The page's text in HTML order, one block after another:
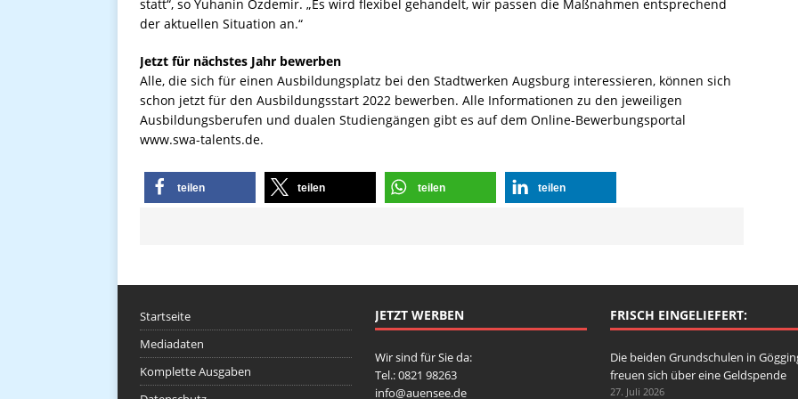
statt“, so Yuhanin Özdemir. „Es wird flexibel gehandelt, wir passen die Maßnahmen entsprechend
der aktuellen Situation an.“
Jetzt für nächstes Jahr bewerben
Alle, die sich für einen Ausbildungsplatz bei den Stadtwerken Augsburg interessieren, können sich
schon jetzt für den Ausbildungsstart 2022 bewerben. Alle Informationen zu den jeweiligen
Ausbildungsberufen und dualen Studiengängen gibt es auf dem Online-Bewerbungsportal
www.swa-talents.de.
teilen teilen teilen teilen
Startseite
Mediadaten
Komplette Ausgaben
JETZT WERBEN
Wir sind für Sie da:
Tel.: 0821 98263
info@auensee.de
FRISCH EINGELIEFERT:
Die beiden Grundschulen in
freuen sich über eine Geldspende
27. Juli 2026